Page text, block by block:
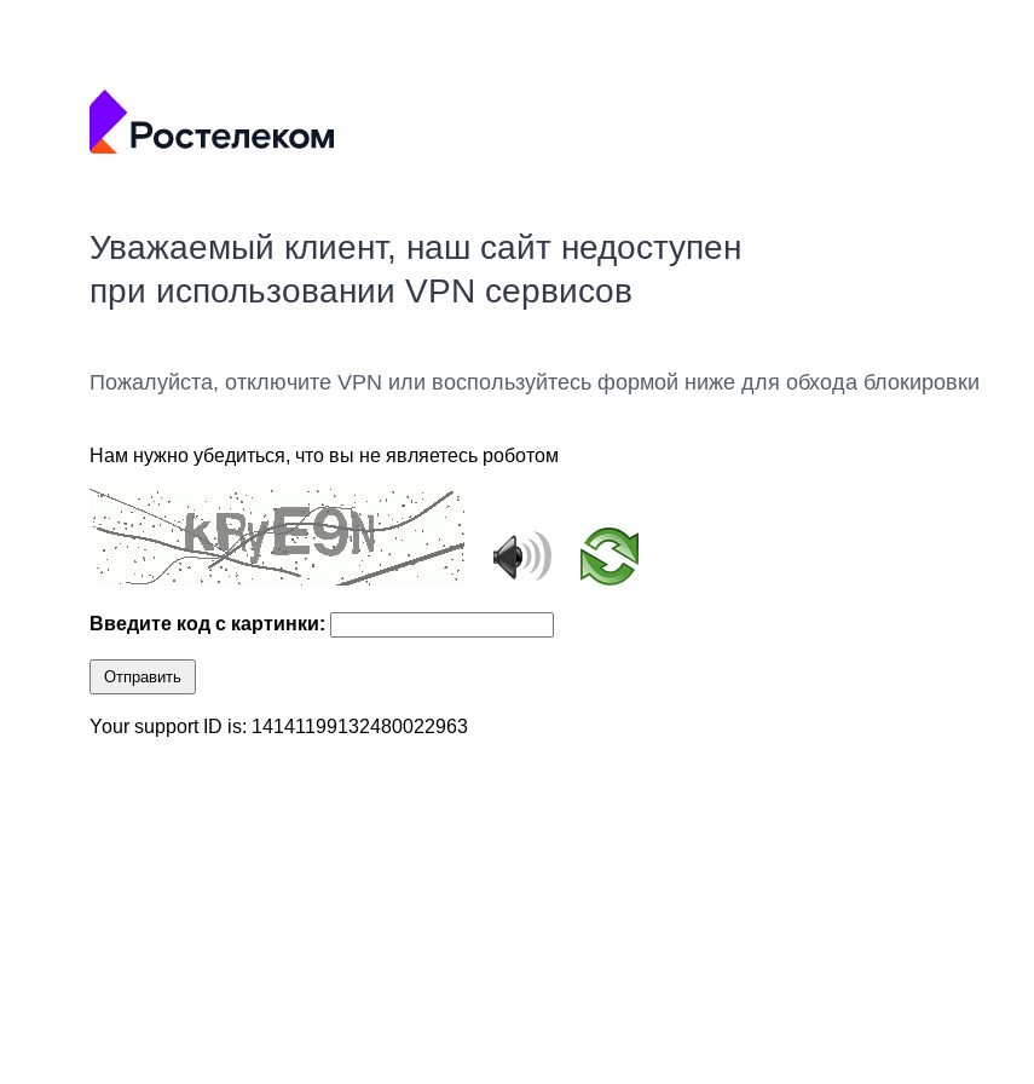
Уважаемый клиент, наш сайт недоступен
при использовании VPN сервисов
Пожалуйста, отключите VPN или воспользуйтесь формой ниже для обхода блокировки
Нам нужно убедиться, что вы не являетесь роботом
Введите код с картинки:
Отправить
Your support ID is: 14141199132480022963